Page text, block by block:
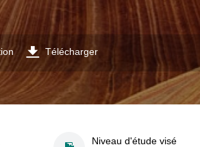
Télécharger
Niveau d'étude visé